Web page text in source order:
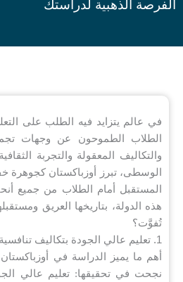
الفرصة الذهبية لدراستك
في عالم يتزايد فيه الطلب على
الطلاب الطموحون عن وجهات تجمع
والتكاليف المعقولة والتجربة
الوسطى، تبرز أوزباكستان كجوهرة
المستقبل أمام الطلاب من جميع
هذه الدولة، بتاريخها العريق
تُفوَّت؟
1. تعليم عالي الجودة بتكاليف تنافسية
أهم ما يميز الدراسة في
نجحت في تحقيقها: تعليم عالي